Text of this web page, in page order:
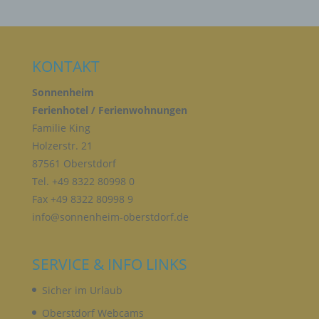
KONTAKT
Sonnenheim
Ferienhotel / Ferienwohnungen
Familie King
Holzerstr. 21
87561 Oberstdorf
Tel. +49 8322 80998 0
Fax +49 8322 80998 9
info@sonnenheim-oberstdorf.de
SERVICE & INFO LINKS
Sicher im Urlaub
Oberstdorf Webcams
Verarbeitung personenbezogener Daten, die darin
besteht, dass diese personenbezogenen Daten
verwendet werden, um bestimmte persönliche
Aspekte, die sich auf eine natürliche Person
beziehen, zu bewerten, insbesondere, um Aspekte
bezüglich Arbeitsleistung, wirtschaftlicher Lage,
Zuverlässigkeit, Verhalten, Aufenthaltsort oder
Ortswechsel dieser natürlichen Person zu
analysieren oder vorherzusagen.
F) PSEUDONYMISIERUNG
Pseudonymisierung ist die Verarbeitung
personenbezogener Daten in einer Weise, auf